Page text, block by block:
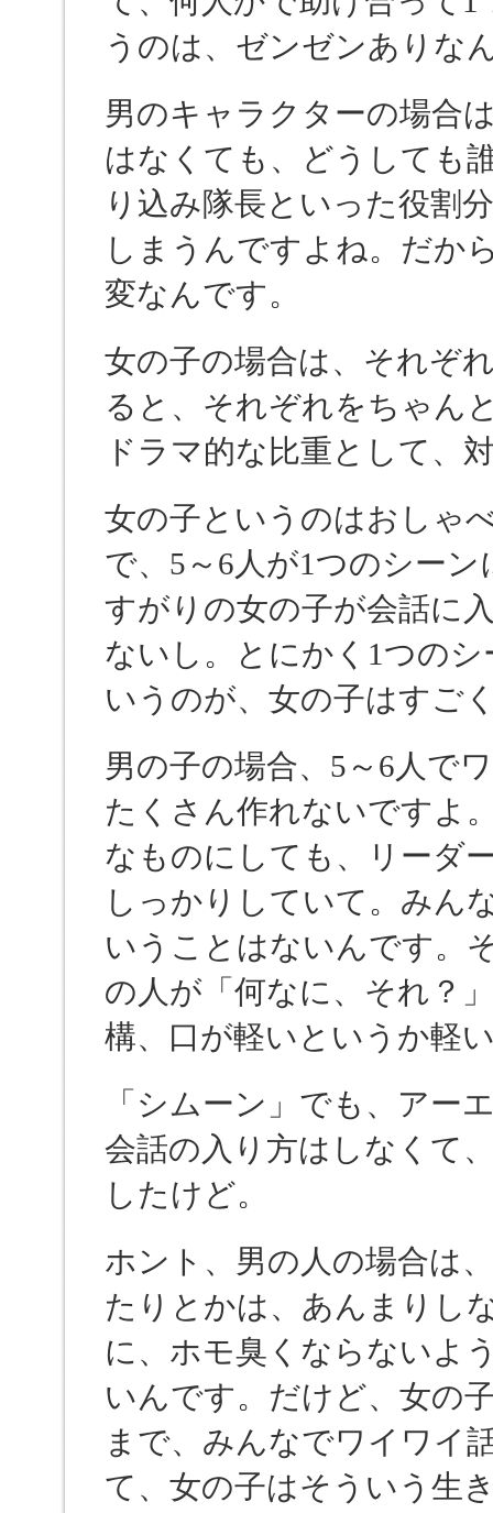
うのは、ゼンゼンありな
男のキャラクターの場合
はなくても、どうしても
り込み隊長といった役割
しまうんですよね。だか
変なんです。
女の子の場合は、それぞ
ると、それぞれをちゃん
ドラマ的な比重として、
女の子というのはおしゃ
で、5～6人が1つのシー
すがりの女の子が会話に
ないし。とにかく1つの
いうのが、女の子はすご
男の子の場合、5～6人で
たくさん作れないですよ
なものにしても、リーダ
しっかりしていて。みん
いうことはないんです。
の人が「何なに、それ？
構、口が軽いというか軽
「シムーン」でも、アー
会話の入り方はしなくて
したけど。
ホント、男の人の場合は
たりとかは、あんまりし
に、ホモ臭くならないよ
いんです。だけど、女の
まで、みんなでワイワイ
て、女の子はそういう生